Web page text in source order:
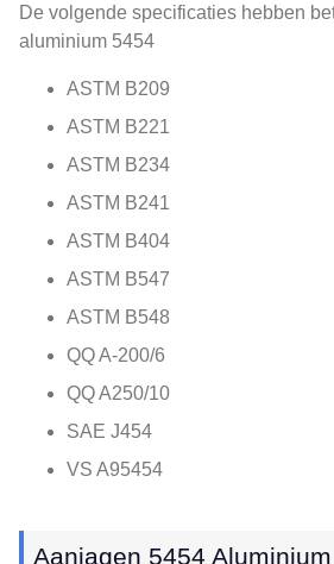
De volgende specificaties hebben
aluminium 5454
ASTM B209
ASTM B221
ASTM B234
ASTM B241
ASTM B404
ASTM B547
ASTM B548
QQ A-200/6
QQ A250/10
SAE J454
VS A95454
Aanjagen 5454 Aluminium